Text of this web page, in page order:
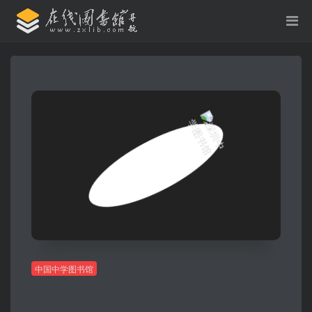
中国中学图书馆